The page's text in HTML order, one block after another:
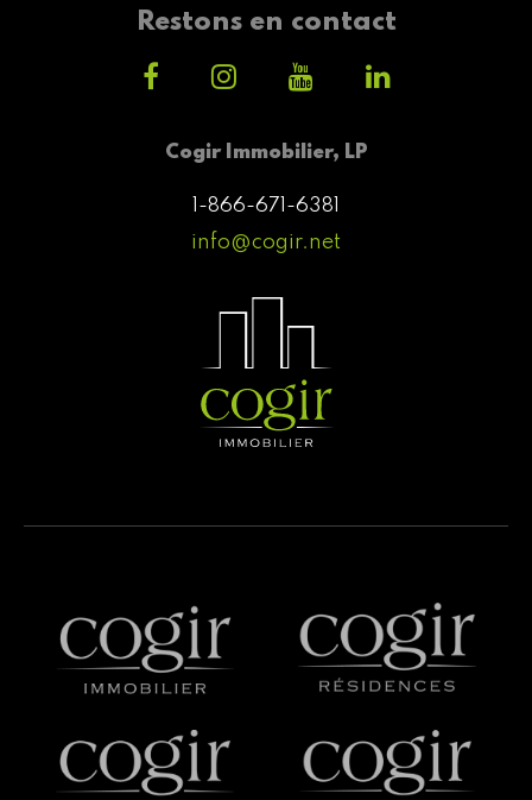
Cogir Immobilier, LP
1-866-671-6381
info@cogir.net
Restons en contact